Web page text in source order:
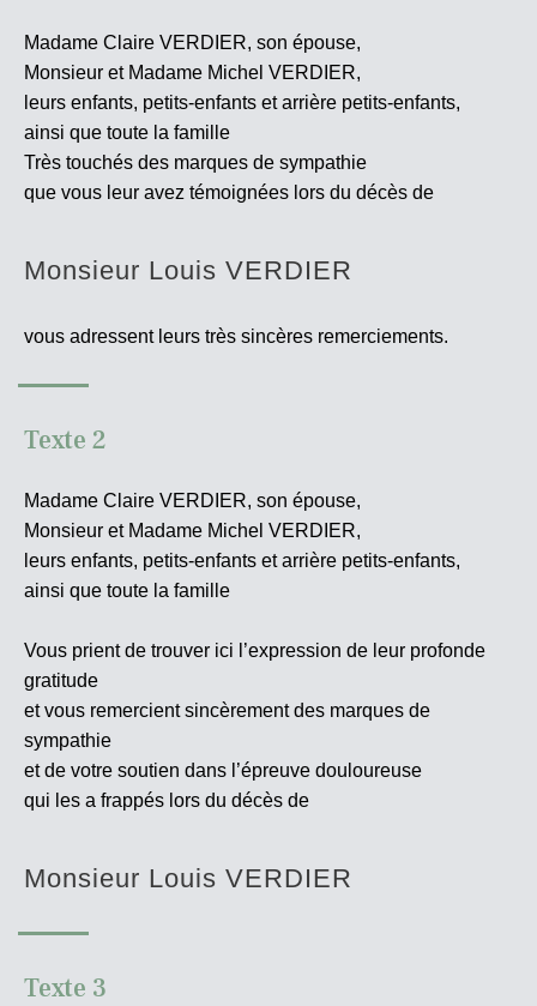
Madame Claire VERDIER, son épouse,
Monsieur et Madame Michel VERDIER,
leurs enfants, petits-enfants et arrière petits-enfants,
ainsi que toute la famille
Très touchés des marques de sympathie
que vous leur avez témoignées lors du décès de
Monsieur Louis VERDIER
vous adressent leurs très sincères remerciements.
Texte 2
Madame Claire VERDIER, son épouse,
Monsieur et Madame Michel VERDIER,
leurs enfants, petits-enfants et arrière petits-enfants,
ainsi que toute la famille
Vous prient de trouver ici l’expression de leur profonde
gratitude
et vous remercient sincèrement des marques de
sympathie
et de votre soutien dans l’épreuve douloureuse
qui les a frappés lors du décès de
Monsieur Louis VERDIER
Texte 3